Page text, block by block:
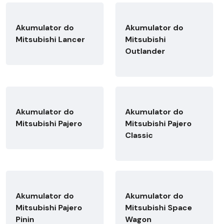
Akumulator do
Mitsubishi Lancer
Akumulator do
Mitsubishi
Outlander
Akumulator do
Mitsubishi Pajero
Akumulator do
Mitsubishi Pajero
Classic
Akumulator do
Mitsubishi Pajero
Pinin
Akumulator do
Mitsubishi Space
Wagon